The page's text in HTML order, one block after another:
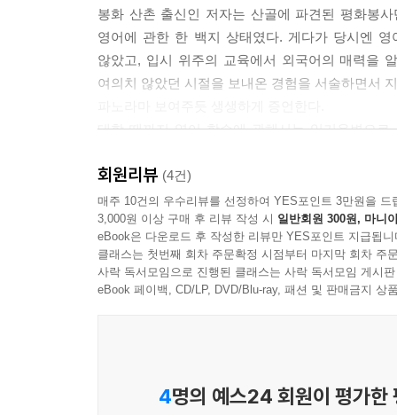
부록 2 한문, 중국어, 일본어 번역의 실제
1. 『맹자』
5. 기대승이 이황에게 보낸 편지
6. 김용, 『소오강호』
7. 가와바타 야스나리, 『설국』
참고문헌
봉화 산촌 출신인 저자는 산골에 파견된 평화봉
영어에 관한 한 백지 상태였다. 게다가 당시엔
않았고, 입시 위주의 교육에서 외국어의 매력을
여의치 않았던 시절을 보내온 경험을 서술하면서
대학 때까지 영어 학습에 관해서는 임기응변으
그리하여 석·박사과정을 거치면서 고전 한문, 불
심경을 누구보다 잘 아는 저자는 각 외국어의 구
기술하는 등 외국어 학습자를 위한 조언을 아끼지
부록에는 한문, 중국어, 일본어 번역의 실제를 수
예문은 『맹자』, 주돈이의 「애련설」, 소식
「소오강호」, 일본어 예문은 가와바타 야스나리
독특한 교류 방식까지 살펴보는 흥미진진한 인문
회원리뷰 (4건)
매주 10건의 우수리뷰를 선정하여 YES포인트 3만원을 드
3,000원 이상 구매 후 리뷰 작성 시 일반회원 300원, 마니
eBook은 다운로드 후 작성한 리뷰만 YES포인트 지급됩니
클래스는 첫번째 회차 주문확정 시점부터 마지막 회차 주
사락 독서모임으로 진행된 클래스는 사락 독서모임 게시
eBook 페이백, CD/LP, DVD/Blu-ray, 패션 및 판매금지 상
4명의 예스24 회원이 평가한